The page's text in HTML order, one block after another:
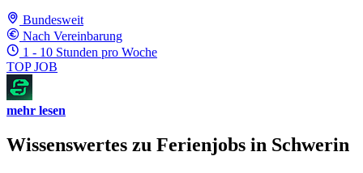
Bundesweit
Nach Vereinbarung
1 - 10 Stunden pro Woche
TOP JOB
mehr lesen
Wissenswertes zu Ferienjobs in Schwerin